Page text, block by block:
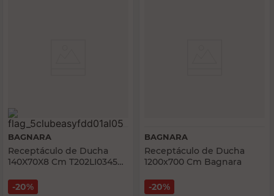
BAGNARA
Receptáculo de Ducha
140X70X8 Cm T202LI0345
20%
BAGNARA
Receptáculo de Ducha
1200x700 Cm Bagnara
20%